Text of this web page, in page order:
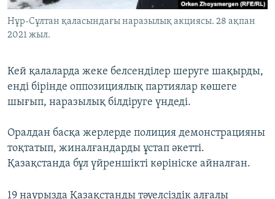
Нұр-Сұлтан қаласындағы наразылық акциясы. 28 ақпан
2021 жыл.
Кей қалаларда жеке белсенділер шеруге шақырды,
енді бірінде оппозициялық партиялар көшеге
шығып, наразылық білдіруге үндеді.
Оралдан басқа жерлерде полиция демонстрацияны
тоқтатып, жиналғандарды ұстап әкетті.
Қазақстанда бұл үйреншікті көрініске айналған.
19 наурызда Қазақстанды тәуелсіздік алғалы